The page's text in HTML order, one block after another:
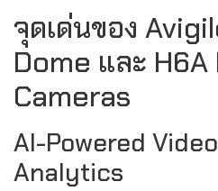
จุดเด่นของ
Dome และ
Cameras
AI-Powered
Analytics